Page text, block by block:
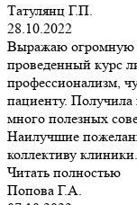
Татулянц Г.П.
28.10.2022
Выражаю огромную
проведенный курс
профессионализм,
пациенту. Получила
много полезных
Наилучшие
коллективу клиники.
Читать полностью
Попова Г.А.